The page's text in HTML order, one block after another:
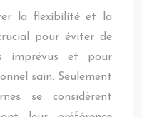
la flexibilité et la
pour éviter de
imprévus et pour
sain. Seulement
se considèrent